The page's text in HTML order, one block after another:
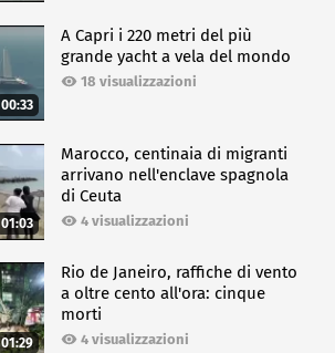
00:33
A Capri i 220 metri del più
grande yacht a vela del mondo
18 visualizzazioni
01:03
Marocco, centinaia di migranti
arrivano nell'enclave spagnola
di Ceuta
4 visualizzazioni
01:29
Rio de Janeiro, raffiche di vento
a oltre cento all'ora: cinque
morti
4 visualizzazioni